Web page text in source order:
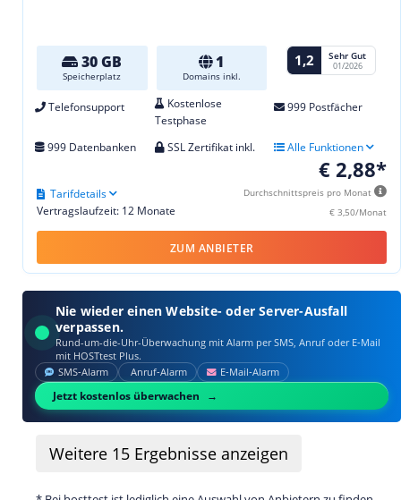
30 GB
Speicherplatz
1
Domains inkl.
1,2 Sehr Gut
01/2026
Telefonsupport
Kostenlose
Testphase
999 Postfächer
999 Datenbanken SSL Zertifikat inkl. Alle Funktionen
€ 2,88*
Durchschnittspreis pro Monat
€ 3,50/Monat
Vertragslaufzeit: 12 Monate
Tarifdetails
ZUM ANBIETER
Nie wieder einen Website- oder Server-Ausfall
verpassen.
Rund-um-die-Uhr-Überwachung mit Alarm per SMS, Anruf oder E‑Mail
mit HOSTtest Plus.
SMS‑Alarm Anruf‑Alarm E‑Mail‑Alarm
Jetzt kostenlos überwachen
Weitere 15 Ergebnisse anzeigen